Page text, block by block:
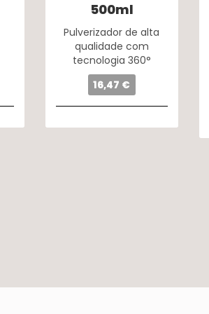
500ml
Pulverizador de alta
qualidade com
tecnologia 360°
16,47 €